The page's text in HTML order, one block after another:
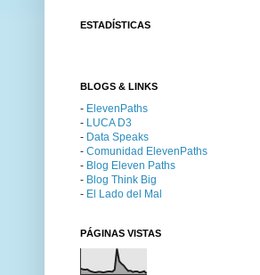
ESTADÍSTICAS
BLOGS & LINKS
- ElevenPaths
- LUCA D3
- Data Speaks
- Comunidad ElevenPaths
- Blog Eleven Paths
- Blog Think Big
- El Lado del Mal
PÁGINAS VISTAS